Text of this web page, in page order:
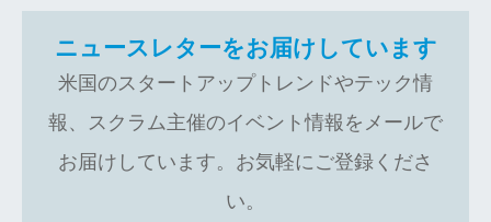
ニュースレターをお届けしています
米国のスタートアップトレンドやテック情
報、スクラム主催のイベント情報をメールで
お届けしています。お気軽にご登録くださ
い。